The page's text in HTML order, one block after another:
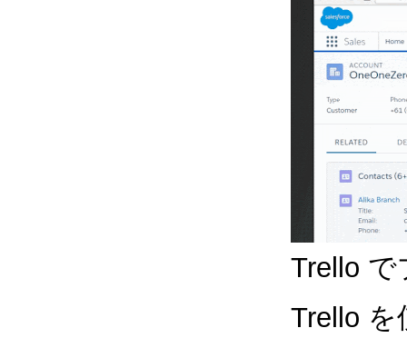
Trello
Trello を